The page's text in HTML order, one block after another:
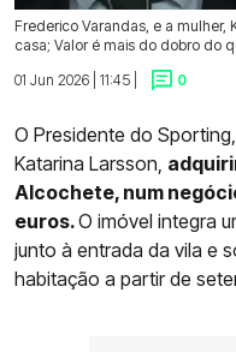
Frederico Varandas, e a mulher,
casa; Valor é mais do dobro do
01 Jun 2026 | 11:45 |
0
O Presidente do
Katarina Larsson,
Alcochete, num
euros.O imóvel integra
junto à entrada da vila e
habitação a partir de